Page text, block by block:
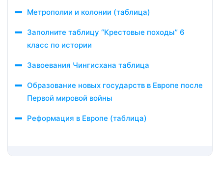
Метрополии и колонии (таблица)
Заполните таблицу “Крестовые походы” 6
класс по истории
Завоевания Чингисхана таблица
Образование новых государств в Европе после
Первой мировой войны
Реформация в Европе (таблица)